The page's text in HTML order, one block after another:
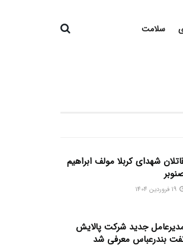
سلامت
شهدای کربلا مولف ابراهیم
جدید شرکت پالایش
بندرعباس معرفی شد